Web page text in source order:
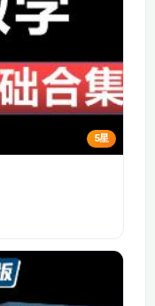
与收款循环的控制测
试
第九章 第五节 销售
与收款循环的实质性
程序（2）
第十章 第二节 采购
与付款循环的控制测
试
5星